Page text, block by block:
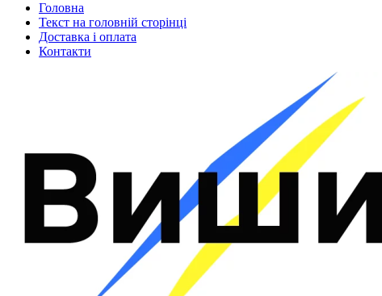
Головна
Текст на головній сторінці
Доставка і оплата
Контакти